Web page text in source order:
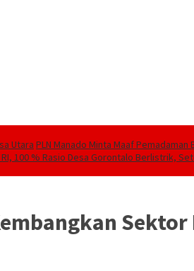
Utara PLN Manado Minta Maaf Pemadaman
RI, 100 % Rasio Desa Gorontalo Berlistrik,